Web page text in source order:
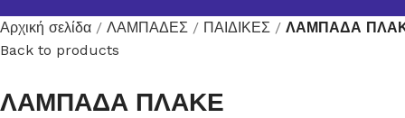
Αρχική σελίδα ΛΑΜΠΑΔΕΣ ΠΑΙΔΙΚΕΣ
ΛΑΜΠΑΔΑ
Back to products
ΛΑΜΠΑΔΑ ΠΛΑΚΕ